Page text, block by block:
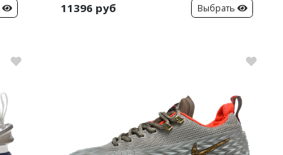
11396 руб
Выбрать